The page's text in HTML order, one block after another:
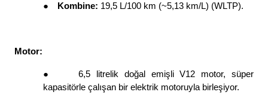
● Kombine: 19,5 L/100 km (~5,13 km/L) (WLTP).
Motor:
●
6,5 litrelik doğal emişli V12 motor, süper
kapasitörle çalışan bir elektrik motoruyla birleşiyor.